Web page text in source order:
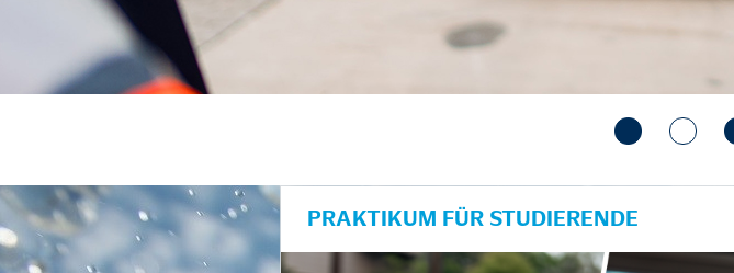
PRAKTIKUM FÜR STUDIERENDE